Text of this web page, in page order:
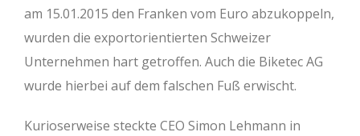
am 15.01.2015 den Franken vom Euro abzukoppeln,
wurden die exportorientierten Schweizer
Unternehmen hart getroffen. Auch die Biketec AG
wurde hierbei auf dem falschen Fuß erwischt.
Kurioserweise steckte CEO Simon Lehmann in